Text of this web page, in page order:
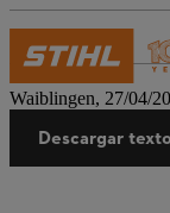
Prensa
Waiblingen, 27/04/
Descargar